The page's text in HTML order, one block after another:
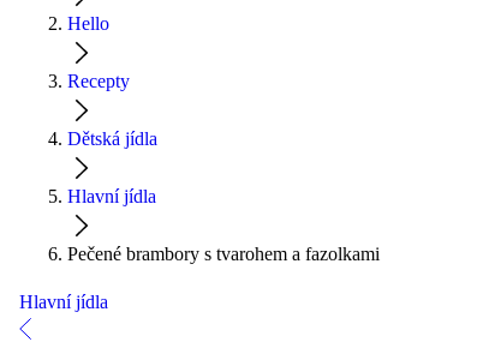
Hello
Recepty
Dětská jídla
Hlavní jídla
Pečené brambory s tvarohem a fazolkami
Hlavní jídla